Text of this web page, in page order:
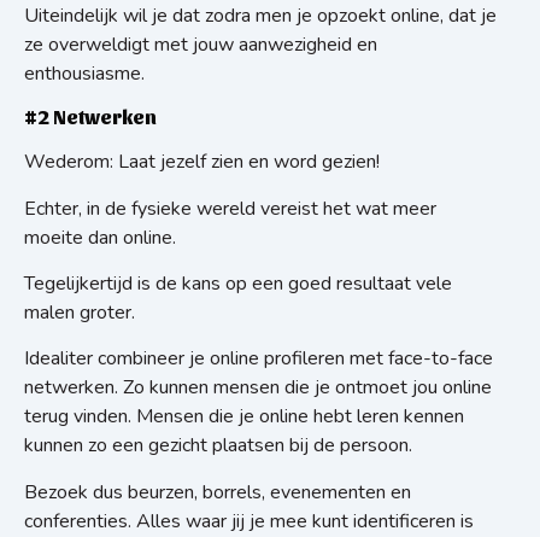
Uiteindelijk wil je dat zodra men je opzoekt online, dat je
ze overweldigt met jouw aanwezigheid en
enthousiasme.
#2 Netwerken
Wederom: Laat jezelf zien en word gezien!
Echter, in de fysieke wereld vereist het wat meer
moeite dan online.
Tegelijkertijd is de kans op een goed resultaat vele
malen groter.
Idealiter combineer je online profileren met face-to-face
netwerken. Zo kunnen mensen die je ontmoet jou online
terug vinden. Mensen die je online hebt leren kennen
kunnen zo een gezicht plaatsen bij de persoon.
Bezoek dus beurzen, borrels, evenementen en
conferenties. Alles waar jij je mee kunt identificeren is